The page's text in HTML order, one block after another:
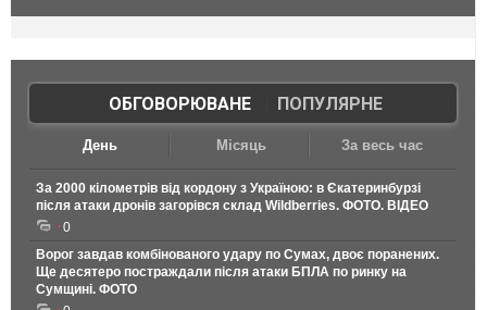
ОБГОВОРЮВАНЕ| ПОПУЛЯРНЕ
День Місяць За весь час
За 2000 кілометрів від кордону з Україною: в Єкатеринбурзі
після атаки дронів загорівся склад Wildberries. ФОТО. ВІДЕО
0
Ворог завдав комбінованого удару по Сумах, двоє поранених.
Ще десятеро постраждали після атаки БПЛА по ринку на
Сумщині. ФОТО